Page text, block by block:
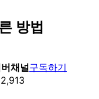
방법
채널구독하기